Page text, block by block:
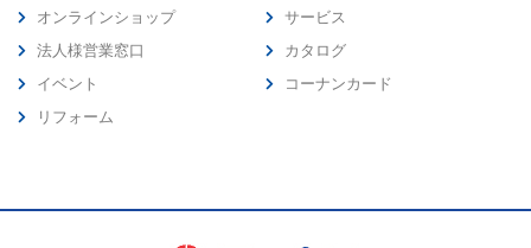
オンラインショップ
法人様営業窓口
イベント
リフォーム
サービス
カタログ
コーナンカード